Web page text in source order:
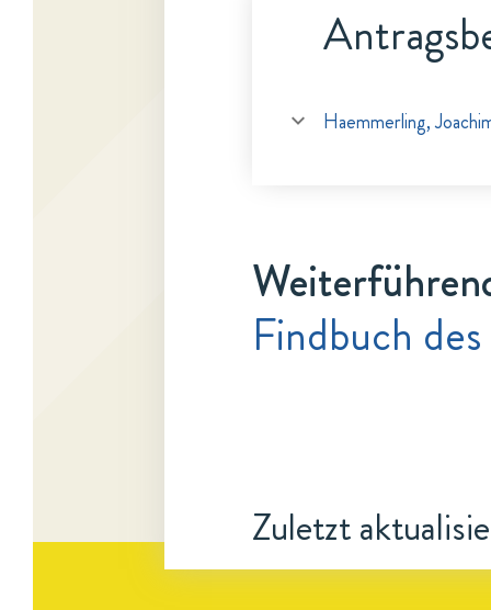
Haemmerling,
Findbuch
Zuletzt